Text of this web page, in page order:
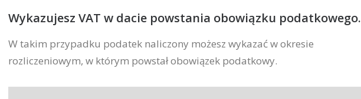
Wykazujesz VAT w dacie powstania obowiązku podatkowego.
W takim przypadku podatek naliczony możesz wykazać w okresie
rozliczeniowym, w którym powstał obowiązek podatkowy.